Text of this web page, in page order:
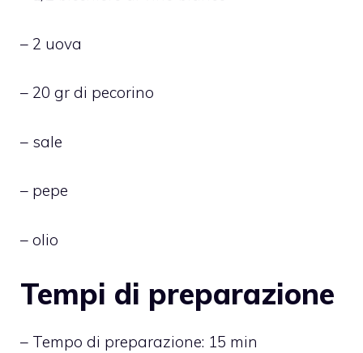
– 2 uova
– 20 gr di pecorino
– sale
– pepe
– olio
Tempi di preparazione
– Tempo di preparazione: 15 min